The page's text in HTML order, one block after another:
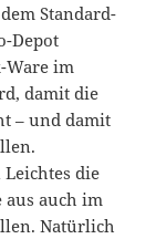
Standard-
Depot
Ware im
damit die
– und damit
die
aus auch im
Natürlich